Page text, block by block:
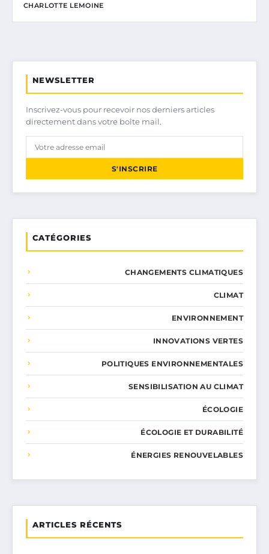
CHARLOTTE LEMOINE
NEWSLETTER
Inscrivez-vous pour recevoir nos derniers articles
directement dans votre boîte mail.
S'INSCRIRE
CATÉGORIES
CHANGEMENTS CLIMATIQUES
CLIMAT
ENVIRONNEMENT
INNOVATIONS VERTES
POLITIQUES ENVIRONNEMENTALES
SENSIBILISATION AU CLIMAT
ÉCOLOGIE
ÉCOLOGIE ET DURABILITÉ
ÉNERGIES RENOUVELABLES
ARTICLES RÉCENTS